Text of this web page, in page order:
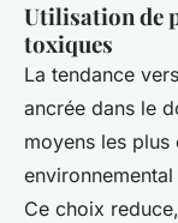
Utilisation de
toxiques
La tendance
ancrée dans le
moyens les
Ce choix